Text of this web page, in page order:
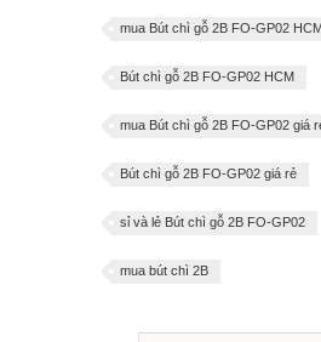
mua Bút chì gỗ 2B FO-GP02 HCM
Bút chì gỗ 2B FO-GP02 HCM
mua Bút chì gỗ 2B FO-GP02 giá
Bút chì gỗ 2B FO-GP02 giá rẻ
sỉ và lẻ Bút chì gỗ 2B FO-GP02
mua bút chì 2B